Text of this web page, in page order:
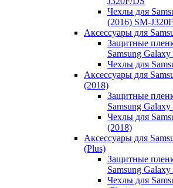
Чехлы для
(2016) SM-
Аксессуары для
Защитные
Samsung Galaxy
Чехлы для
Аксессуары для
(2018)
Защитные
Samsung
Чехлы для
(2018)
Аксессуары для
(Plus)
Защитные
Samsung
Чехлы для